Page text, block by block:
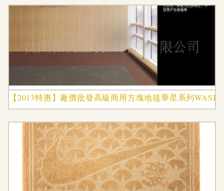
【2013特惠】廠價批發高級商用方塊地毯華星系列